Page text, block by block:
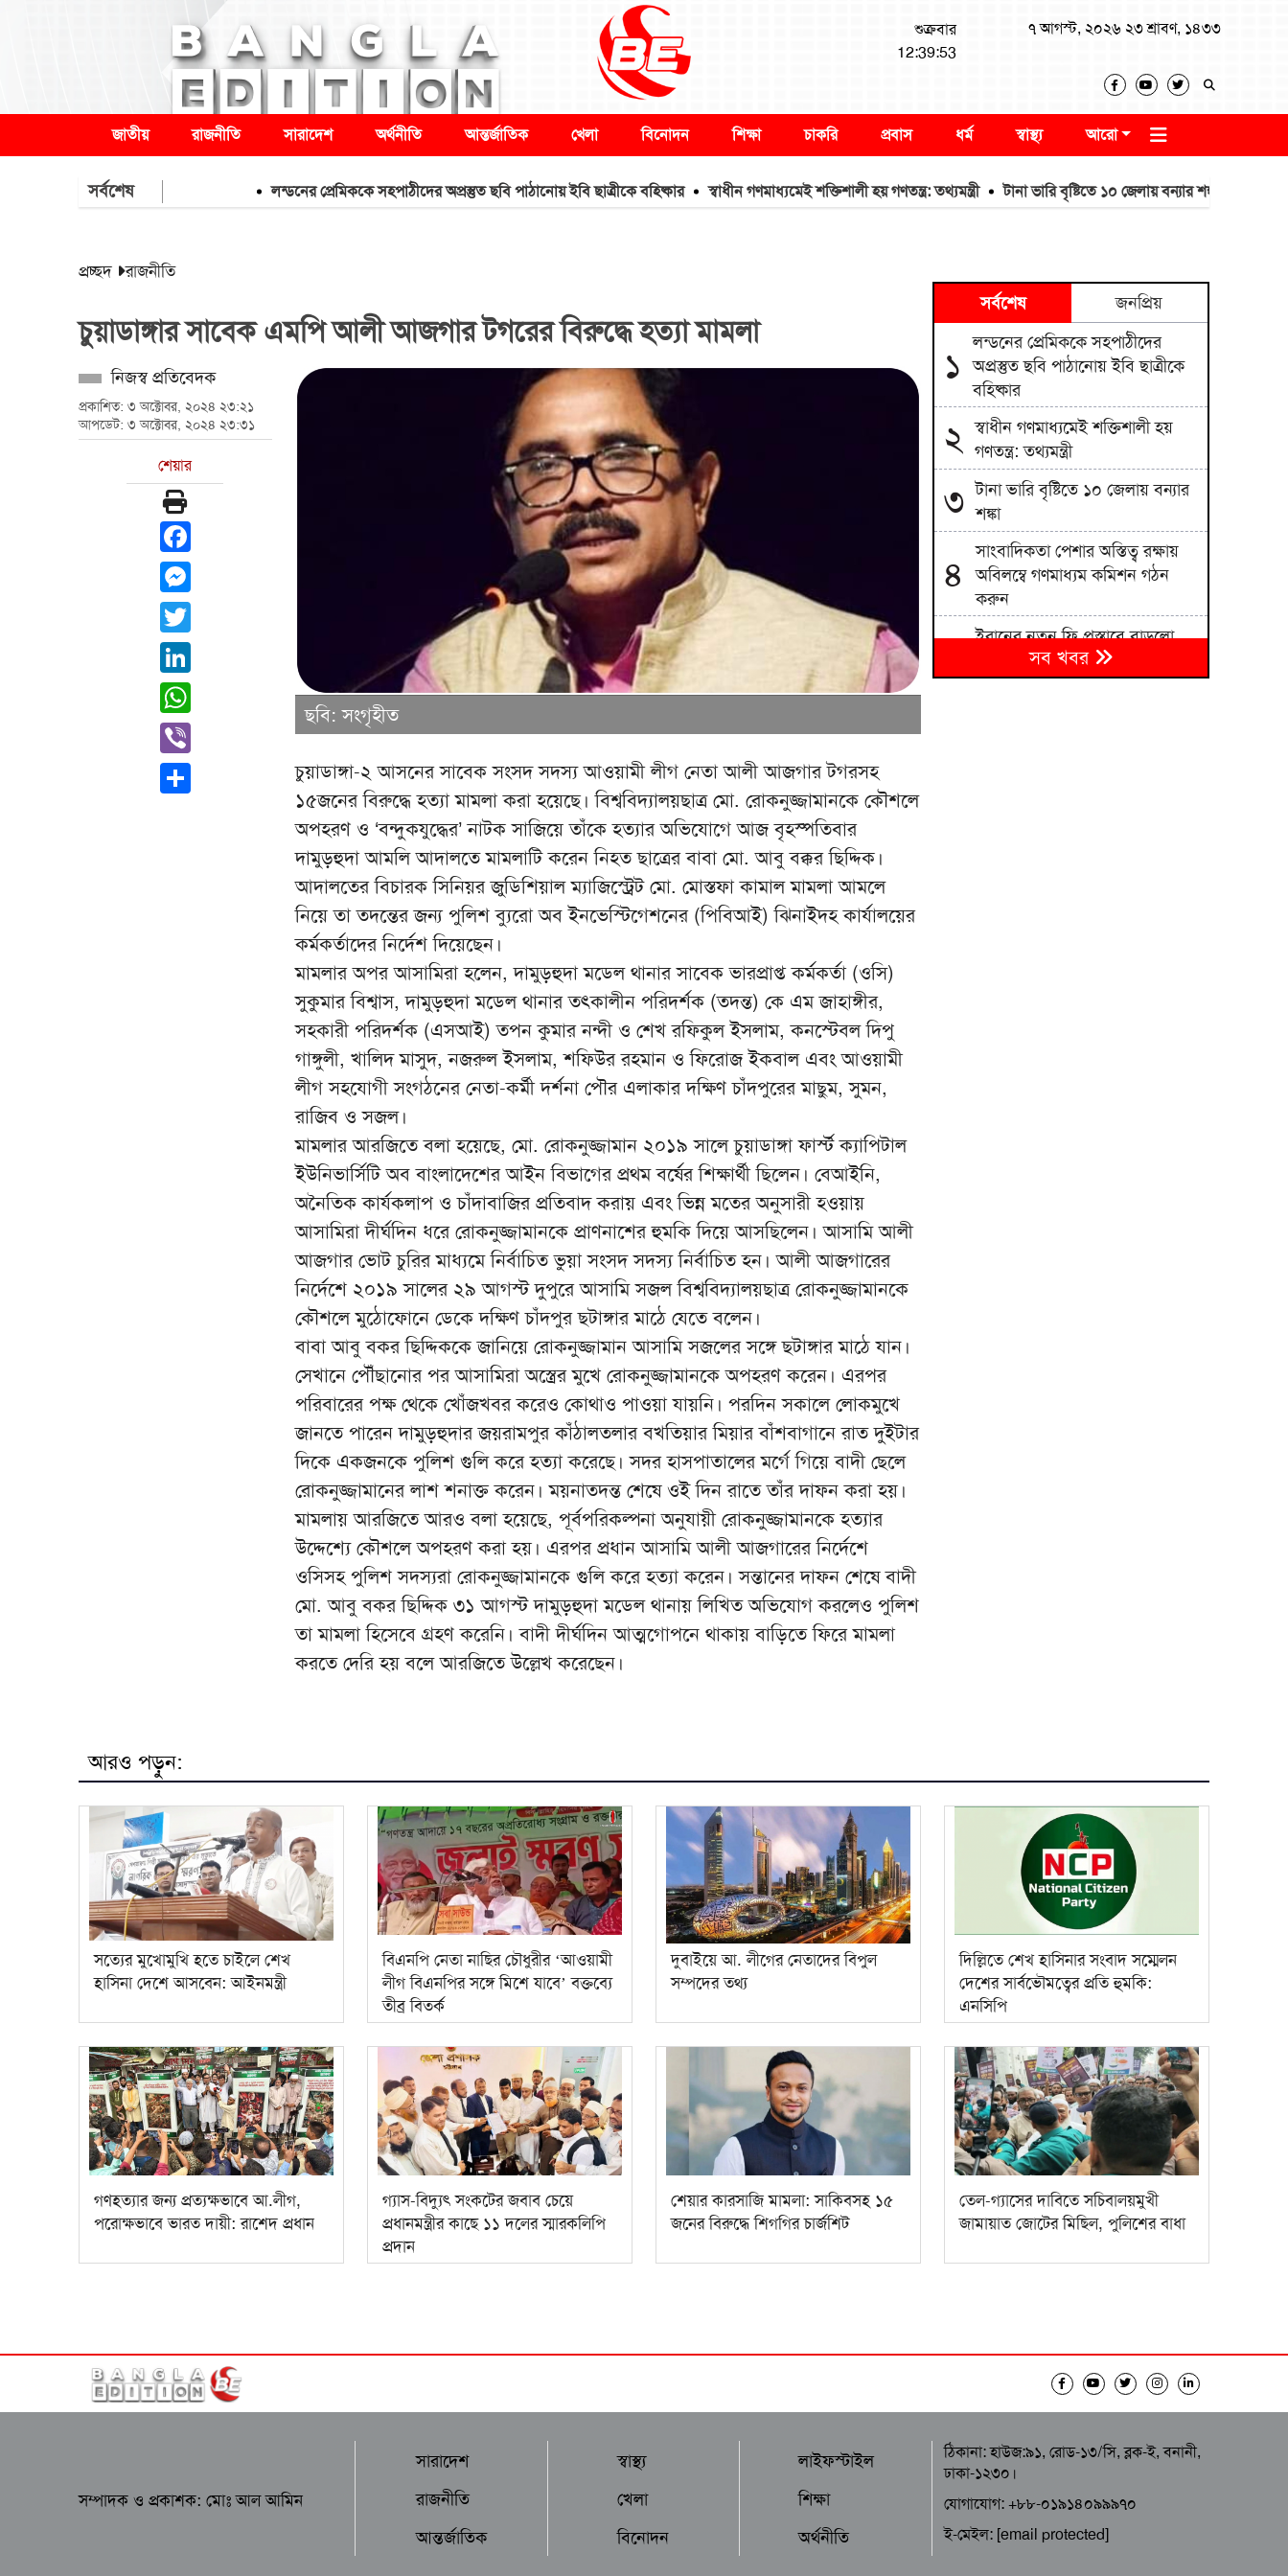
শুক্রবার
12:39:54
৭ আগস্ট, ২০২৬ ২৩ শ্রাবণ, ১৪৩৩
জাতীয় রাজনীতি সারাদেশ অর্থনীতি আন্তর্জাতিক খেলা বিনোদন শিক্ষা চাকরি প্রবাস ধর্ম স্বাস্থ্য আরো
সর্বশেষ লন্ডনের প্রেমিককে সহপাঠীদের অপ্রস্তুত ছবি পাঠানোয় ইবি ছাত্রীকে বহিষ্কার স্বাধীন গণমাধ্যমেই শক্তিশালী হয় গণতন্ত্র: তথ্যমন্ত্রী টানা ভারি বৃষ্টিতে ১০ জেলায় বন্যার শঙ্কা সাংবাদিকতা
প্রচ্ছদ রাজনীতি
চুয়াডাঙ্গার সাবেক এমপি আলী আজগার টগরের বিরুদ্ধে হত্যা মামলা
নিজস্ব প্রতিবেদক
প্রকাশিত: ৩ অক্টোবর, ২০২৪ ২৩:২১
আপডেট: ৩ অক্টোবর, ২০২৪ ২৩:৩১
শেয়ার
Facebook
Messenger
Twitter
LinkedIn
WhatsApp
Viber
Share
ছবি: সংগৃহীত
চুয়াডাঙ্গা-২ আসনের সাবেক সংসদ সদস্য আওয়ামী লীগ নেতা আলী আজগার টগরসহ
১৫জনের বিরুদ্ধে হত্যা মামলা করা হয়েছে। বিশ্ববিদ্যালয়ছাত্র মো. রোকনুজ্জামানকে কৌশলে
অপহরণ ও ‘বন্দুকযুদ্ধের’ নাটক সাজিয়ে তাঁকে হত্যার অভিযোগে আজ বৃহস্পতিবার
দামুড়হুদা আমলি আদালতে মামলাটি করেন নিহত ছাত্রের বাবা মো. আবু বক্কর ছিদ্দিক।
আদালতের বিচারক সিনিয়র জুডিশিয়াল ম্যাজিস্ট্রেট মো. মোস্তফা কামাল মামলা আমলে
নিয়ে তা তদন্তের জন্য পুলিশ ব্যুরো অব ইনভেস্টিগেশনের (পিবিআই) ঝিনাইদহ কার্যালয়ের
কর্মকর্তাদের নির্দেশ দিয়েছেন।
মামলার অপর আসামিরা হলেন, দামুড়হুদা মডেল থানার সাবেক ভারপ্রাপ্ত কর্মকর্তা (ওসি)
সুকুমার বিশ্বাস, দামুড়হুদা মডেল থানার তৎকালীন পরিদর্শক (তদন্ত) কে এম জাহাঙ্গীর,
সহকারী পরিদর্শক (এসআই) তপন কুমার নন্দী ও শেখ রফিকুল ইসলাম, কনস্টেবল দিপু
গাঙ্গুলী, খালিদ মাসুদ, নজরুল ইসলাম, শফিউর রহমান ও ফিরোজ ইকবাল এবং আওয়ামী
লীগ সহযোগী সংগঠনের নেতা-কর্মী দর্শনা পৌর এলাকার দক্ষিণ চাঁদপুরের মাছুম, সুমন,
রাজিব ও সজল।
মামলার আরজিতে বলা হয়েছে, মো. রোকনুজ্জামান ২০১৯ সালে চুয়াডাঙ্গা ফার্স্ট ক্যাপিটাল
ইউনিভার্সিটি অব বাংলাদেশের আইন বিভাগের প্রথম বর্ষের শিক্ষার্থী ছিলেন। বেআইনি,
অনৈতিক কার্যকলাপ ও চাঁদাবাজির প্রতিবাদ করায় এবং ভিন্ন মতের অনুসারী হওয়ায়
আসামিরা দীর্ঘদিন ধরে রোকনুজ্জামানকে প্রাণনাশের হুমকি দিয়ে আসছিলেন। আসামি আলী
আজগার ভোট চুরির মাধ্যমে নির্বাচিত ভুয়া সংসদ সদস্য নির্বাচিত হন। আলী আজগারের
নির্দেশে ২০১৯ সালের ২৯ আগস্ট দুপুরে আসামি সজল বিশ্ববিদ্যালয়ছাত্র রোকনুজ্জামানকে
কৌশলে মুঠোফোনে ডেকে দক্ষিণ চাঁদপুর ছটাঙ্গার মাঠে যেতে বলেন।
বাবা আবু বকর ছিদ্দিককে জানিয়ে রোকনুজ্জামান আসামি সজলের সঙ্গে ছটাঙ্গার মাঠে যান।
সেখানে পৌঁছানোর পর আসামিরা অস্ত্রের মুখে রোকনুজ্জামানকে অপহরণ করেন। এরপর
পরিবারের পক্ষ থেকে খোঁজখবর করেও কোথাও পাওয়া যায়নি। পরদিন সকালে লোকমুখে
জানতে পারেন দামুড়হুদার জয়রামপুর কাঁঠালতলার বখতিয়ার মিয়ার বাঁশবাগানে রাত দুইটার
দিকে একজনকে পুলিশ গুলি করে হত্যা করেছে। সদর হাসপাতালের মর্গে গিয়ে বাদী ছেলে
রোকনুজ্জামানের লাশ শনাক্ত করেন। ময়নাতদন্ত শেষে ওই দিন রাতে তাঁর দাফন করা হয়।
মামলায় আরজিতে আরও বলা হয়েছে, পূর্বপরিকল্পনা অনুযায়ী রোকনুজ্জামানকে হত্যার
উদ্দেশ্যে কৌশলে অপহরণ করা হয়। এরপর প্রধান আসামি আলী আজগারের নির্দেশে
ওসিসহ পুলিশ সদস্যরা রোকনুজ্জামানকে গুলি করে হত্যা করেন। সন্তানের দাফন শেষে বাদী
মো. আবু বকর ছিদ্দিক ৩১ আগস্ট দামুড়হুদা মডেল থানায় লিখিত অভিযোগ করলেও পুলিশ
তা মামলা হিসেবে গ্রহণ করেনি। বাদী দীর্ঘদিন আত্মগোপনে থাকায় বাড়িতে ফিরে মামলা
করতে দেরি হয় বলে আরজিতে উল্লেখ করেছেন।
সর্বশেষ জনপ্রিয়
১
লন্ডনের প্রেমিককে সহপাঠীদের
অপ্রস্তুত ছবি পাঠানোয় ইবি ছাত্রীকে
বহিষ্কার
২ স্বাধীন গণমাধ্যমেই শক্তিশালী হয়
গণতন্ত্র: তথ্যমন্ত্রী
৩ টানা ভারি বৃষ্টিতে ১০ জেলায় বন্যার
শঙ্কা
৪
সাংবাদিকতা পেশার অস্তিত্ব রক্ষায়
অবিলম্বে গণমাধ্যম কমিশন গঠন
করুন
৫ ইরানের নতুন ফি প্রস্তাবে বাড়লো
তেলের দামসব খবর
আরও পড়ুন:
সত্যের মুখোমুখি হতে চাইলে শেখ
হাসিনা দেশে আসবেন: আইনমন্ত্রী
বিএনপি নেতা নাছির চৌধুরীর ‘আওয়ামী
লীগ বিএনপির সঙ্গে মিশে যাবে’ বক্তব্যে
তীব্র বিতর্ক
দুবাইয়ে আ. লীগের নেতাদের বিপুল
সম্পদের তথ্য
দিল্লিতে শেখ হাসিনার সংবাদ সম্মেলন
দেশের সার্বভৌমত্বের প্রতি হুমকি:
এনসিপি
গণহত্যার জন্য প্রত্যক্ষভাবে আ.লীগ,
পরোক্ষভাবে ভারত দায়ী: রাশেদ প্রধান
গ্যাস-বিদ্যুৎ সংকটের জবাব চেয়ে
প্রধানমন্ত্রীর কাছে ১১ দলের স্মারকলিপি
প্রদান
শেয়ার কারসাজি মামলা: সাকিবসহ ১৫
জনের বিরুদ্ধে শিগগির চার্জশিট
তেল-গ্যাসের দাবিতে সচিবালয়মুখী
জামায়াত জোটের মিছিল, পুলিশের বাধা
সম্পাদক ও প্রকাশক: মোঃ আল আমিন
সারাদেশ
রাজনীতি
আন্তর্জাতিক
স্বাস্থ্য
খেলা
বিনোদন
লাইফস্টাইল
শিক্ষা
অর্থনীতি
ঠিকানা: হাউজ:৯১, রোড-১৩/সি, ব্লক-ই, বনানী,
ঢাকা-১২৩০।
যোগাযোগ: +৮৮-০১৯১৪০৯৯৯৭০
ই-মেইল: [email protected]